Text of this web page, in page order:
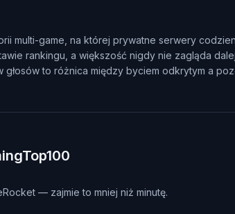
multi-game, na której prywatne serwery
rankingu, a większość nigdy nie zagląda
głosów to różnica między byciem odkrytym a
— zajmie to mniej niż minutę.